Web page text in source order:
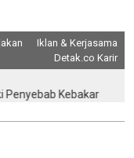
Iklan & Kerjasama
Detak.co Karir
Kebakaran Gedung